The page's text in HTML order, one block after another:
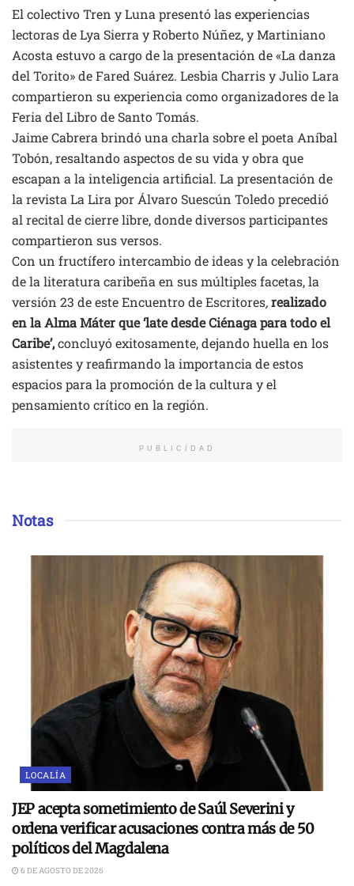
El colectivo Tren y Luna presentó las experiencias
lectoras de Lya Sierra y Roberto Núñez, y Martiniano
Acosta estuvo a cargo de la presentación de «La danza
del Torito» de Fared Suárez. Lesbia Charris y Julio Lara
compartieron su experiencia como organizadores de la
Feria del Libro de Santo Tomás.
Jaime Cabrera brindó una charla sobre el poeta Aníbal
Tobón, resaltando aspectos de su vida y obra que
escapan a la inteligencia artificial. La presentación de
la revista La Lira por Álvaro Suescún Toledo precedió
al recital de cierre libre, donde diversos participantes
compartieron sus versos.
Con un fructífero intercambio de ideas y la celebración
de la literatura caribeña en sus múltiples facetas, la
versión 23 de este Encuentro de Escritores,realizado
en la Alma Máter que ‘late desde Ciénaga para todo el
Caribe’,concluyó exitosamente, dejando huella en los
asistentes y reafirmando la importancia de estos
espacios para la promoción de la cultura y el
pensamiento crítico en la región.
PUBLICIDAD
Notas
LOCALÍA
JEP acepta sometimiento de Saúl Severini y
ordena verificar acusaciones contra más de 50
políticos del Magdalena
6 DE AGOSTO DE 2026